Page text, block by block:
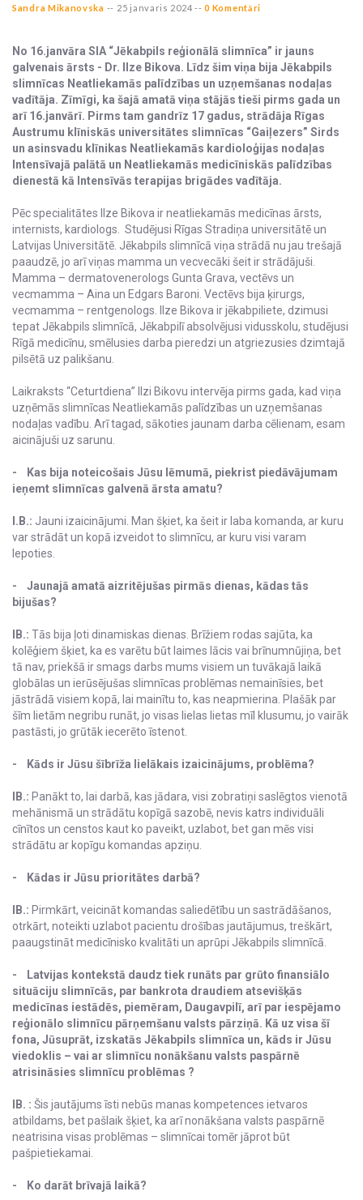
Sandra Mikanovska -- 25 janvaris 2024 -- 0 Komentāri
No 16.janvāra SIA “Jēkabpils reģionālā slimnīca” ir jauns
galvenais ārsts - Dr. Ilze Bikova. Līdz šim viņa bija Jēkabpils
slimnīcas Neatliekamās palīdzības un uzņemšanas nodaļas
vadītāja. Zīmīgi, ka šajā amatā viņa stājās tieši pirms gada un
arī 16.janvārī. Pirms tam gandrīz 17 gadus, strādāja Rīgas
Austrumu klīniskās universitātes slimnīcas “Gaiļezers” Sirds
un asinsvadu klīnikas Neatliekamās kardioloģijas nodaļas
Intensīvajā palātā un Neatliekamās medicīniskās palīdzības
dienestā kā Intensīvās terapijas brigādes vadītāja.
Pēc specialitātes Ilze Bikova ir neatliekamās medicīnas ārsts,
internists, kardiologs. Studējusi Rīgas Stradiņa universitātē un
Latvijas Universitātē. Jēkabpils slimnīcā viņa strādā nu jau trešajā
paaudzē, jo arī viņas mamma un vecvecāki šeit ir strādājuši.
Mamma – dermatovenerologs Gunta Grava, vectēvs un
vecmamma – Aina un Edgars Baroni. Vectēvs bija ķirurgs,
vecmamma – rentgenologs. Ilze Bikova ir jēkabpiliete, dzimusi
tepat Jēkabpils slimnīcā, Jēkabpilī absolvējusi vidusskolu, studējusi
Rīgā medicīnu, smēlusies darba pieredzi un atgriezusies dzimtajā
pilsētā uz palikšanu.
Laikraksts “Ceturtdiena” Ilzi Bikovu intervēja pirms gada, kad viņa
uzņēmās slimnīcas Neatliekamās palīdzības un uzņemšanas
nodaļas vadību. Arī tagad, sākoties jaunam darba cēlienam, esam
aicinājuši uz sarunu.
- Kas bija noteicošais Jūsu lēmumā, piekrist piedāvājumam
ieņemt slimnīcas galvenā ārsta amatu?
I.B.: Jauni izaicinājumi. Man šķiet, ka šeit ir laba komanda, ar kuru
var strādāt un kopā izveidot to slimnīcu, ar kuru visi varam
lepoties.
- Jaunajā amatā aizritējušas pirmās dienas, kādas tās
bijušas?
IB.: Tās bija ļoti dinamiskas dienas. Brīžiem rodas sajūta, ka
kolēģiem šķiet, ka es varētu būt laimes lācis vai brīnumnūjiņa, bet
tā nav, priekšā ir smags darbs mums visiem un tuvākajā laikā
globālas un ierūsējušas slimnīcas problēmas nemainīsies, bet
jāstrādā visiem kopā, lai mainītu to, kas neapmierina. Plašāk par
šīm lietām negribu runāt, jo visas lielas lietas mīl klusumu, jo vairāk
pastāsti, jo grūtāk iecerēto īstenot.
- Kāds ir Jūsu šībrīža lielākais izaicinājums, problēma?
IB.: Panākt to, lai darbā, kas jādara, visi zobratiņi saslēgtos vienotā
mehānismā un strādātu kopīgā sazobē, nevis katrs individuāli
cīnītos un censtos kaut ko paveikt, uzlabot, bet gan mēs visi
strādātu ar kopīgu komandas apziņu.
- Kādas ir Jūsu prioritātes darbā?
IB.: Pirmkārt, veicināt komandas saliedētību un sastrādāšanos,
otrkārt, noteikti uzlabot pacientu drošības jautājumus, treškārt,
paaugstināt medicīnisko kvalitāti un aprūpi Jēkabpils slimnīcā.
- Latvijas kontekstā daudz tiek runāts par grūto finansiālo
situāciju slimnīcās, par bankrota draudiem atsevišķās
medicīnas iestādēs, piemēram, Daugavpilī, arī par iespējamo
reģionālo slimnīcu pārņemšanu valsts pārziņā. Kā uz visa šī
fona, Jūsuprāt, izskatās Jēkabpils slimnīca un, kāds ir Jūsu
viedoklis – vai ar slimnīcu nonākšanu valsts paspārnē
atrisināsies slimnīcu problēmas ?
IB. : Šis jautājums īsti nebūs manas kompetences ietvaros
atbildams, bet pašlaik šķiet, ka arī nonākšana valsts paspārnē
neatrisina visas problēmas – slimnīcai tomēr jāprot būt
pašpietiekamai.
- Ko darāt brīvajā laikā?